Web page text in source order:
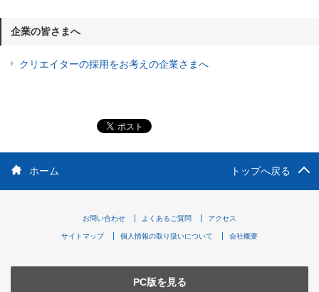
企業の皆さまへ
クリエイターの採用をお考えの企業さまへ
ホーム トップへ戻る
お問い合わせ よくあるご質問 アクセス
サイトマップ 個人情報の取り扱いについて 会社概要
PC版を見る